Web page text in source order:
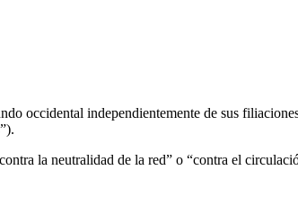
occidental independientemente de sus
la neutralidad de la red” o “contra el